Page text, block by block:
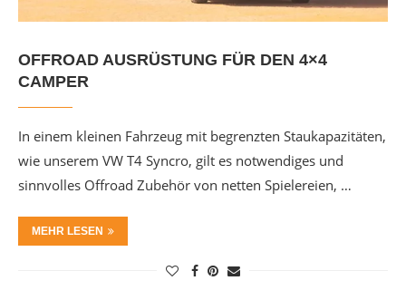
OFFROAD AUSRÜSTUNG FÜR DEN 4×4
CAMPER
In einem kleinen Fahrzeug mit begrenzten Staukapazitäten,
wie unserem VW T4 Syncro, gilt es notwendiges und
sinnvolles Offroad Zubehör von netten Spielereien, …
MEHR LESEN